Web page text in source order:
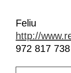
Feliu
http://
972 817 738